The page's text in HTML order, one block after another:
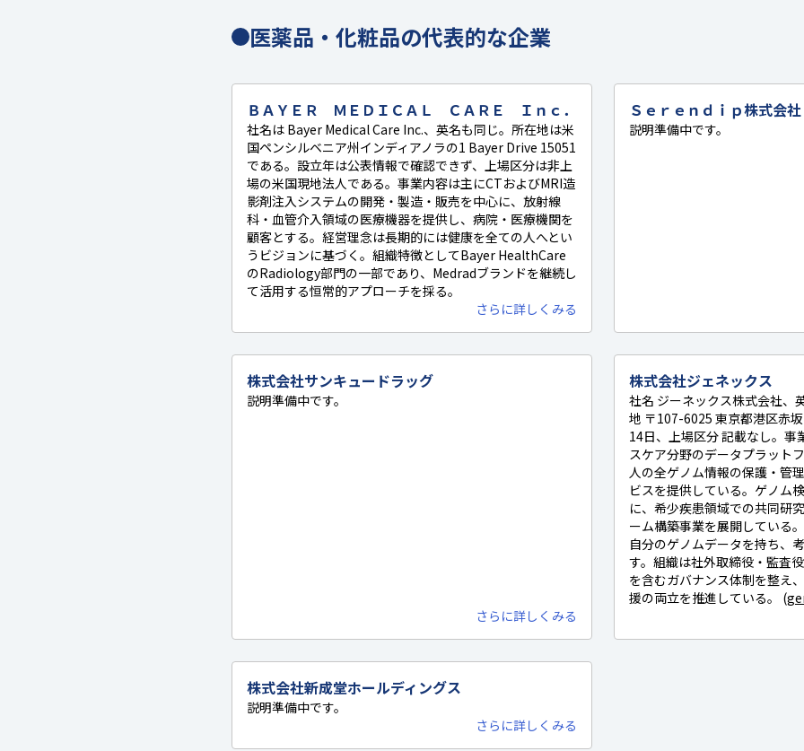
医薬品・化粧品の代表的な企業
ＢＡＹＥＲ ＭＥＤＩＣＡＬ ＣＡＲＥ Ｉｎｃ．
社名は Bayer Medical Care Inc.、英名も同じ。所在地は米
国ペンシルベニア州インディアノラの1 Bayer Drive 15051
である。設立年は公表情報で確認できず、上場区分は非上
場の米国現地法人である。事業内容は主にCTおよびMRI造
影剤注入システムの開発・製造・販売を中心に、放射線
科・血管介入領域の医療機器を提供し、病院・医療機関を
顧客とする。経営理念は長期的には健康を全ての人へとい
うビジョンに基づく。組織特徴としてBayer HealthCare
のRadiology部門の一部であり、Medradブランドを継続し
て活用する恒常的アプローチを採る。
さらに詳しくみる
Ｓｅｒｅｎｄｉｐ株式会社
説明準備中です。
株式会社サンキュードラッグ
説明準備中です。
さらに詳しくみる
株式会社ジェネックス
社名 ジーネックス株式会社、
地 〒107-6025 東京都港区赤
14日、上場区分 記載なし。事
スケア分野のデータプラット
人の全ゲノム情報の保護・管
ビスを提供している。ゲノム
に、希少疾患領域での共同研
ーム構築事業を展開している
自分のゲノムデータを持ち、
す。組織は社外取締役・監査
を含むガバナンス体制を整え
援の両立を推進している。 (
株式会社新成堂ホールディングス
説明準備中です。
さらに詳しくみる